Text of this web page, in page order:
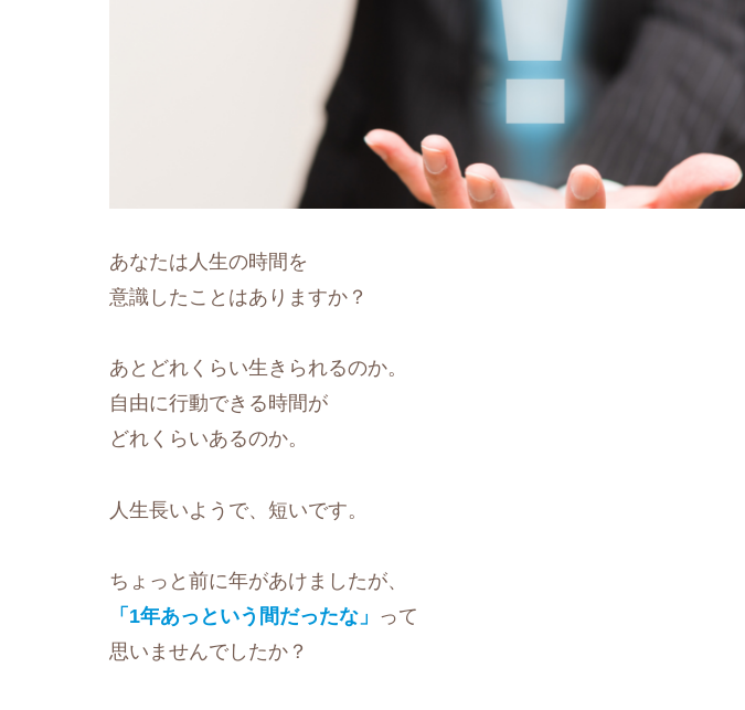
あなたは人生の時間を
意識したことはありますか？
あとどれくらい生きられるのか。
自由に行動できる時間が
どれくらいあるのか。
人生長いようで、短いです。
ちょっと前に年があけましたが、
「1年あっという間だったな」 って
思いませんでしたか？